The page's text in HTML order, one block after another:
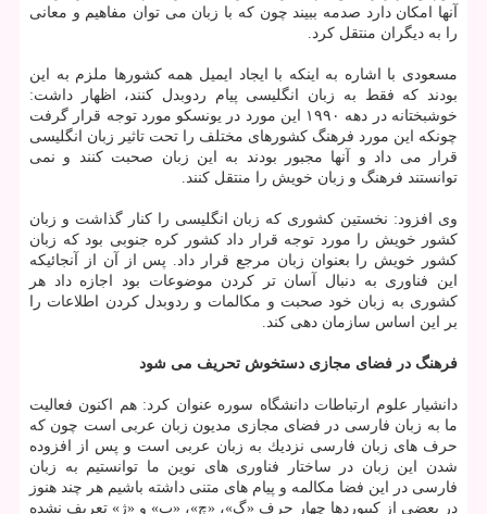
آنها امكان دارد صدمه ببیند چون كه با زبان می توان مفاهیم و معانی
را به دیگران منتقل كرد.
مسعودی با اشاره به اینكه با ایجاد ایمیل همه كشورها ملزم به این
بودند كه فقط به زبان انگلیسی پیام ردوبدل كنند، اظهار داشت:
خوشبختانه در دهه ۱۹۹۰ این مورد در یونسكو مورد توجه قرار گرفت
چونكه این مورد فرهنگ كشورهای مختلف را تحت تاثیر زبان انگلیسی
قرار می داد و آنها مجبور بودند به این زبان صحبت كنند و نمی
توانستند فرهنگ و زبان خویش را منتقل كنند.
وی افزود: نخستین كشوری كه زبان انگلیسی را كنار گذاشت و زبان
كشور خویش را مورد توجه قرار داد كشور كره جنوبی بود كه زبان
كشور خویش را بعنوان زبان مرجع قرار داد. پس از آن از آنجائیكه
این فناوری به دنبال آسان تر كردن موضوعات بود اجازه داد هر
كشوری به زبان خود صحبت و مكالمات و ردوبدل كردن اطلاعات را
بر این اساس سازمان دهی كند.
فرهنگ در فضای مجازی دستخوش تحریف می شود
دانشیار علوم ارتباطات دانشگاه سوره عنوان كرد: هم اكنون فعالیت
ما به زبان فارسی در فضای مجازی مدیون زبان عربی است چون كه
حرف های زبان فارسی نزدیك به زبان عربی است و پس از افزوده
شدن این زبان در ساختار فناوری های نوین ما توانستیم به زبان
فارسی در این فضا مكالمه و پیام های متنی داشته باشیم هر چند هنوز
در بعضی از كیبوردها چهار حرف «گ»، «چ»، «پ» و «ژ» تعریف نشده